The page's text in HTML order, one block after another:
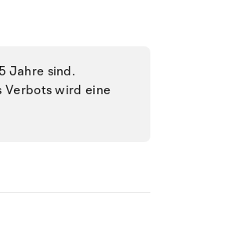
Jahre sind.
Verbots wird eine